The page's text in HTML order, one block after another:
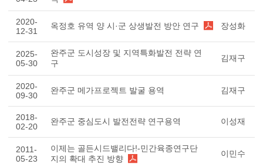
2020-
12-31
옥정호 유역 양 시·군 상생발전 방안 연구 장성화
2025-
05-30
완주군 도시성장 및 지역특화발전 전략 연
구
김재구
2020-
09-30
완주군 메가프로젝트 발굴 용역 김재구
2018-
02-20
완주군 중심도시 발전전략 연구용역 이성재
2011-
05-23
이제는 골든시드밸리다!-민간육종연구단
지의 확대 추진 방향
이민수